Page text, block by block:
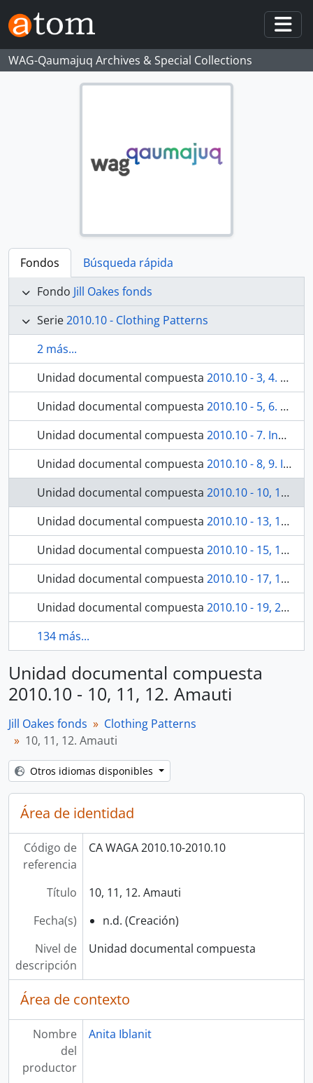
Skip to main content
WAG-Qaumajuq Archives & Special Collections
Fondos
Búsqueda rápida
Fondo Jill Oakes fonds
Serie2010.10 - Clothing Patterns
2 más...
Unidad documental compuesta 2010.10 - 3, 4. Outer Amauti
Unidad documental compuesta 2010.10 - 5, 6. Amauti
Unidad documental compuesta 2010.10 - 7. Inner Amauti
Unidad documental compuesta 2010.10 - 8, 9. Inner Amauti
Unidad documental compuesta 2010.10 - 10, 11, 12. Amauti
Unidad documental compuesta 2010.10 - 13, 14. Women's Beaded Style Parka
Unidad documental compuesta 2010.10 - 15, 16. Amauti, Women's Parka
Unidad documental compuesta 2010.10 - 17, 18. Inner Parka - Caribou
Unidad documental compuesta 2010.10 - 19, 20. Women's Amauti, Parka
134 más...
Unidad documental compuesta
2010.10 - 10, 11, 12. Amauti
Jill Oakes fonds
Clothing Patterns
10, 11, 12. Amauti
Otros idiomas disponibles
Área de identidad
Código de
referencia
CA WAGA 2010.10-2010.10
Título
10, 11, 12. Amauti
Fecha(s)
n.d. (Creación)
Nivel de
descripción
Unidad documental compuesta
Área de contexto
Nombre
del
productor
Anita Iblanit